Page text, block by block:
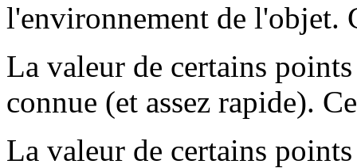
l'environnement de l'objet.
La valeur de certains
connue (et assez rapide).
La valeur de certains